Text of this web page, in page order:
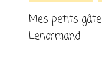
Mes petits
Lenormand